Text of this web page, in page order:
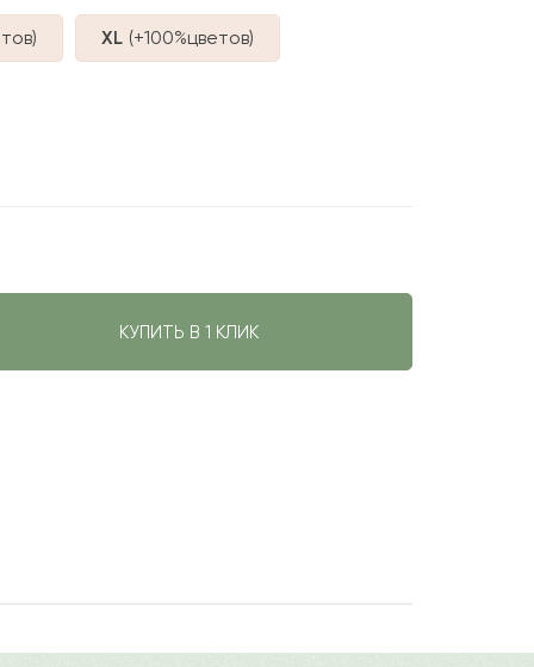
) XL (+100%цветов)
КУПИТЬ В 1 КЛИК